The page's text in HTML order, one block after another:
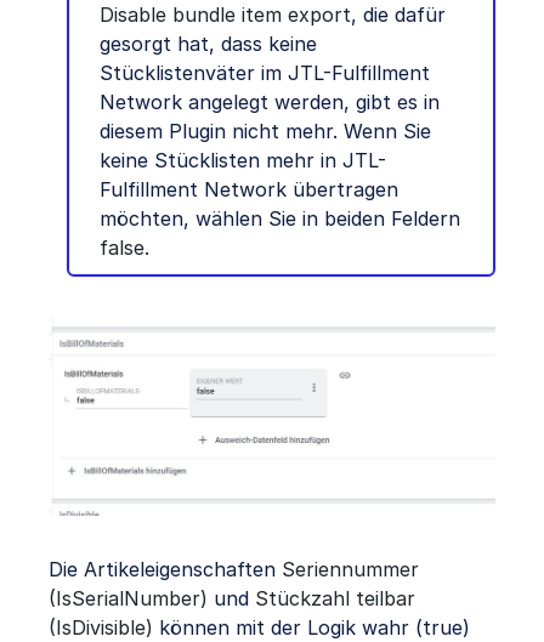
Disable bundle item export, die dafür
gesorgt hat, dass keine
Stücklistenväter im JTL-Fulfillment
Network angelegt werden, gibt es in
diesem Plugin nicht mehr. Wenn Sie
keine Stücklisten mehr in JTL-
Fulfillment Network übertragen
möchten, wählen Sie in beiden Feldern
false.
Die Artikeleigenschaften Seriennummer
(IsSerialNumber) und Stückzahl teilbar
(IsDivisible) können mit der Logik wahr (true)